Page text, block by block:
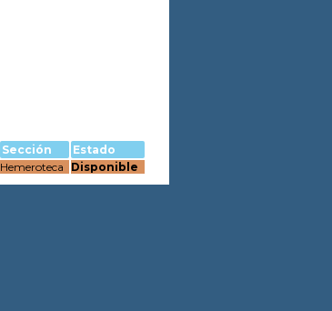
Sección
Estado
Hemeroteca Disponible